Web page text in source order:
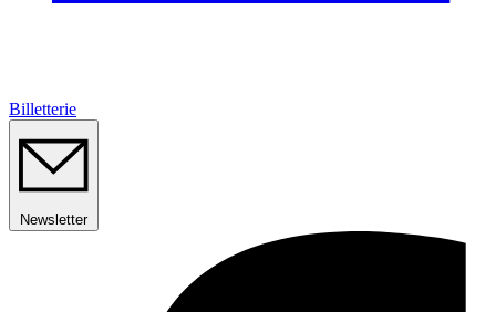
Billetterie
Newsletter